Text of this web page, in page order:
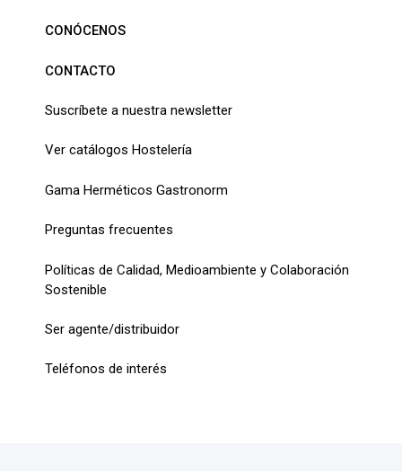
CONÓCENOS
CONTACTO
Suscríbete a nuestra newsletter
Ver catálogos Hostelería
Gama Herméticos Gastronorm
Preguntas frecuentes
Políticas de Calidad, Medioambiente y Colaboración
Sostenible
Ser agente/distribuidor
Teléfonos de interés